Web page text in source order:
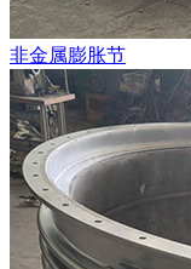
非金属膨胀节